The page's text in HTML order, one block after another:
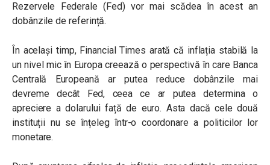
Rezervele Federale (Fed) vor mai scădea în acest an
dobânzile de referință.
În același timp, Financial Times arată că inflația stabilă la
un nivel mic în Europa creează o perspectivă în care Banca
Centrală Europeană ar putea reduce dobânzile mai
devreme decât Fed, ceea ce ar putea determina o
apreciere a dolarului față de euro. Asta dacă cele două
instituții nu se înțeleg într-o coordonare a politicilor lor
monetare.